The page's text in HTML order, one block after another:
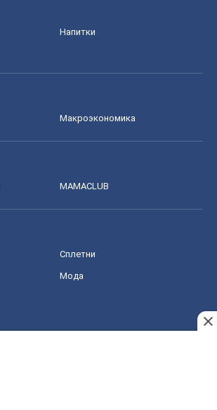
Напитки
Mакроэкономика
MAMACLUB
Сплетни
Мода